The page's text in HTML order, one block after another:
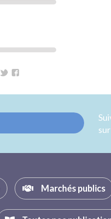
Twitter
Facebook
sur
Marchés publics